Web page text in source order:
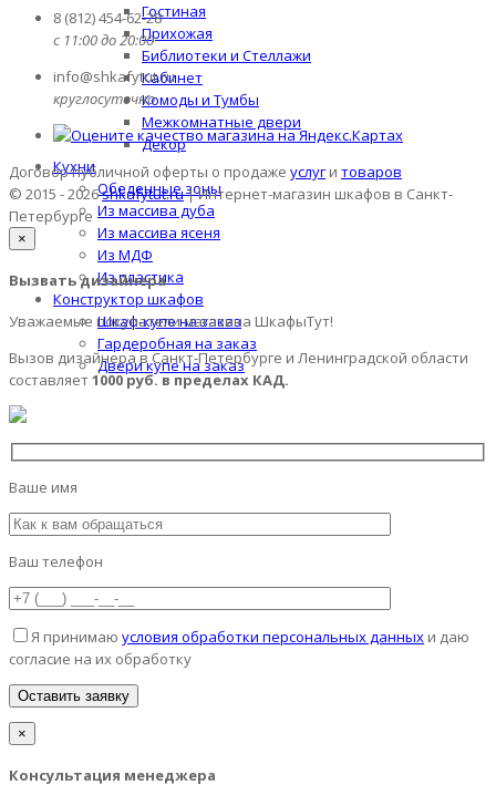
Гостиная
Прихожая
Библиотеки и Стеллажи
Кабинет
Комоды и Тумбы
Межкомнатные двери
Декор
Кухни
Обеденные зоны
Из массива дуба
Из массива ясеня
Из МДФ
Из пластика
Конструктор шкафов
Шкаф-купе на заказ
Гардеробная на заказ
Двери купе на заказ
8 (812) 454-62-28
с 11:00 до 20:00
info@shkafytut.ru
круглосуточно
Договор публичной оферты о продаже услуги товаров
© 2015 - 2026shkafytut.ru| Интернет-магазин шкафов в Санкт-
Петербурге
×
Вызвать дизайнера
Уважаемые покупатели магазина ШкафыТут!
Вызов дизайнера в Санкт-Петербурге и Ленинградской области
составляет1000 руб. в пределах КАД.
Ваше имя
Ваш телефон
Я принимаю условия обработки персональных данных и даю
согласие на их обработку
×
Консультация менеджера